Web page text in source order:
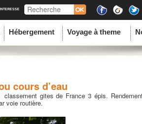
Recherche
Hébergement Voyage à theme
cours d’eau
gites de France 3 épis.
voie routière.